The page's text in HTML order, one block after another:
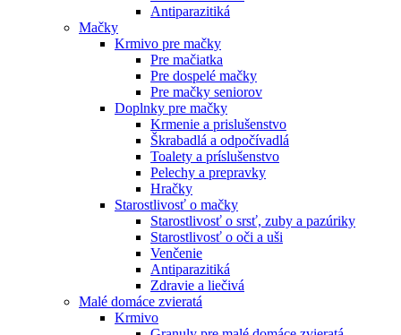
Antiparazitiká
Mačky
Krmivo pre mačky
Pre mačiatka
Pre dospelé mačky
Pre mačky seniorov
Doplnky pre mačky
Krmenie a prislušenstvo
Škrabadlá a odpočívadlá
Toalety а príslušenstvo
Pelechy a prepravky
Hračky
Starostlivosť o mačky
Starostlivosť o srsť, zuby a pazúriky
Starostlivosť o oči a uši
Venčenie
Antiparazitiká
Zdravie a liečivá
Malé domáce zvieratá
Krmivo